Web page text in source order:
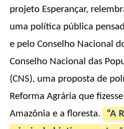
projeto Esperançar,
uma política pública
e pelo Conselho Nacional
Conselho Nacional das
(CNS), uma proposta de
Reforma Agrária que
Amazônia e a floresta.
“A